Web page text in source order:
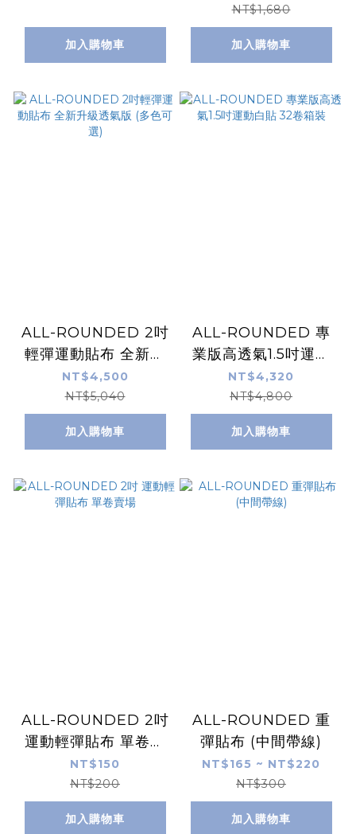
加入購物車
員腰包)
NT$1,680
加入購物車
ALL-ROUNDED 2吋
輕彈運動貼布 全新升
級透氣版 (多色可選)
NT$4,500
NT$5,040
加入購物車
ALL-ROUNDED 專
業版高透氣1.5吋運動
白貼 32卷箱裝
NT$4,320
NT$4,800
加入購物車
ALL-ROUNDED 2吋
運動輕彈貼布 單卷賣
場
NT$150
NT$200
加入購物車
ALL-ROUNDED 重
彈貼布 (中間帶線)
NT$165 ~ NT$220
NT$300
加入購物車